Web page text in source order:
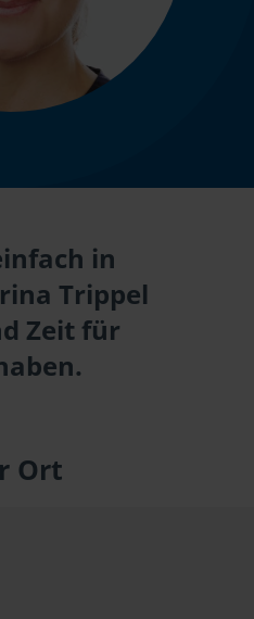
in
Trippel
Zeit für
Ort